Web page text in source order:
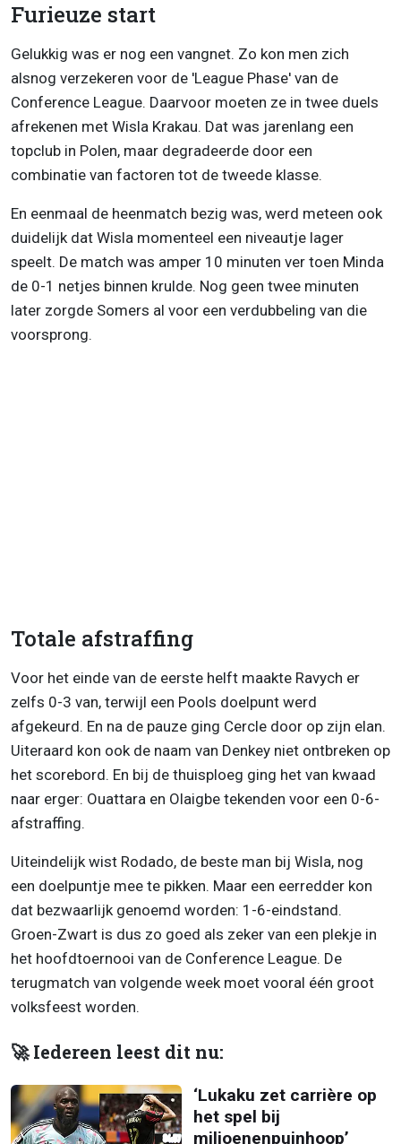
Furieuze start
Gelukkig was er nog een vangnet. Zo kon men zich
alsnog verzekeren voor de 'League Phase' van de
Conference League. Daarvoor moeten ze in twee duels
afrekenen met Wisla Krakau. Dat was jarenlang een
topclub in Polen, maar degradeerde door een
combinatie van factoren tot de tweede klasse.
En eenmaal de heenmatch bezig was, werd meteen ook
duidelijk dat Wisla momenteel een niveautje lager
speelt. De match was amper 10 minuten ver toen Minda
de 0-1 netjes binnen krulde. Nog geen twee minuten
later zorgde Somers al voor een verdubbeling van die
voorsprong.
Totale afstraffing
Voor het einde van de eerste helft maakte Ravych er
zelfs 0-3 van, terwijl een Pools doelpunt werd
afgekeurd. En na de pauze ging Cercle door op zijn elan.
Uiteraard kon ook de naam van Denkey niet ontbreken op
het scorebord. En bij de thuisploeg ging het van kwaad
naar erger: Ouattara en Olaigbe tekenden voor een 0-6-
afstraffing.
Uiteindelijk wist Rodado, de beste man bij Wisla, nog
een doelpuntje mee te pikken. Maar een eerredder kon
dat bezwaarlijk genoemd worden: 1-6-eindstand.
Groen-Zwart is dus zo goed als zeker van een plekje in
het hoofdtoernooi van de Conference League. De
terugmatch van volgende week moet vooral één groot
volksfeest worden.
🚀 Iedereen leest dit nu:
‘Lukaku zet carrière op
het spel bij
miljoenenpuinhoop’